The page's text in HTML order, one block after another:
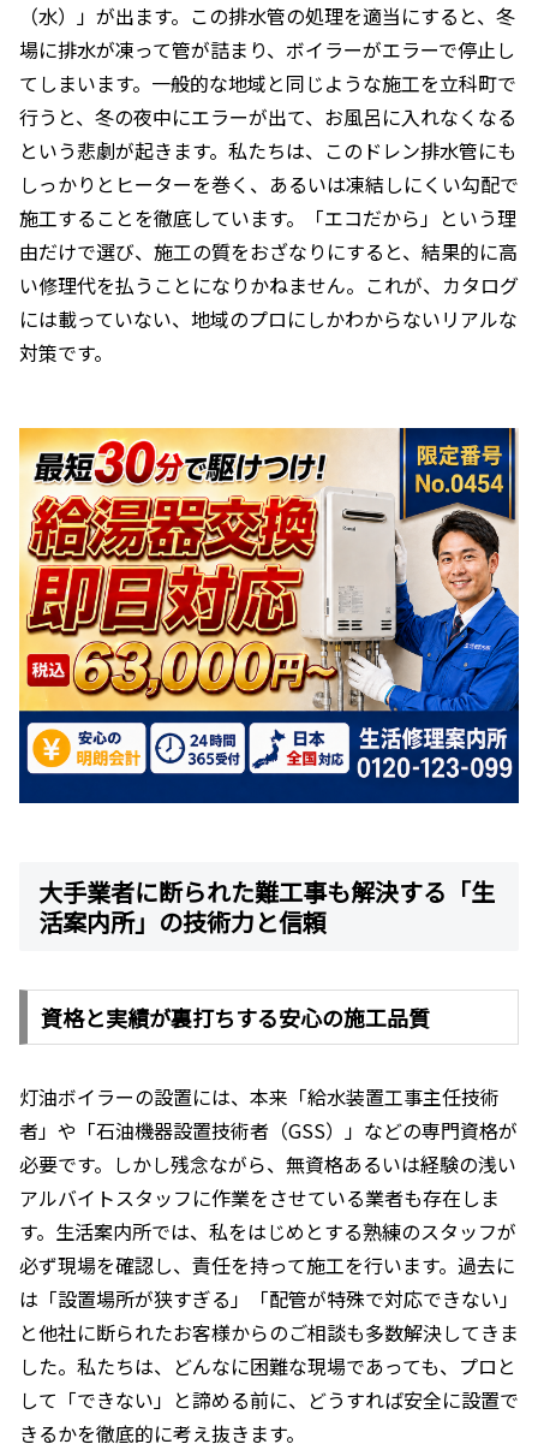
（水）」が出ます。この排水管の処理を適当にすると、冬
場に排水が凍って管が詰まり、ボイラーがエラーで停止し
てしまいます。一般的な地域と同じような施工を立科町で
行うと、冬の夜中にエラーが出て、お風呂に入れなくなる
という悲劇が起きます。私たちは、このドレン排水管にも
しっかりとヒーターを巻く、あるいは凍結しにくい勾配で
施工することを徹底しています。「エコだから」という理
由だけで選び、施工の質をおざなりにすると、結果的に高
い修理代を払うことになりかねません。これが、カタログ
には載っていない、地域のプロにしかわからないリアルな
対策です。
大手業者に断られた難工事も解決する「生
活案内所」の技術力と信頼
資格と実績が裏打ちする安心の施工品質
灯油ボイラーの設置には、本来「給水装置工事主任技術
者」や「石油機器設置技術者（GSS）」などの専門資格が
必要です。しかし残念ながら、無資格あるいは経験の浅い
アルバイトスタッフに作業をさせている業者も存在しま
す。生活案内所では、私をはじめとする熟練のスタッフが
必ず現場を確認し、責任を持って施工を行います。過去に
は「設置場所が狭すぎる」「配管が特殊で対応できない」
と他社に断られたお客様からのご相談も多数解決してきま
した。私たちは、どんなに困難な現場であっても、プロと
して「できない」と諦める前に、どうすれば安全に設置で
きるかを徹底的に考え抜きます。